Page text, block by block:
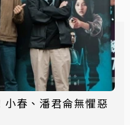
小春、潘君侖無懼惡